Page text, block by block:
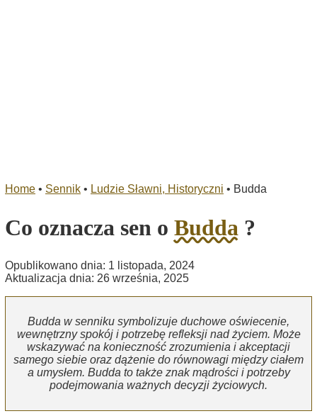
Home • Sennik • Ludzie Sławni, Historyczni • Budda
Co oznacza sen o Budda ?
Opublikowano dnia: 1 listopada, 2024
Aktualizacja dnia: 26 września, 2025
Budda w senniku symbolizuje duchowe oświecenie,
wewnętrzny spokój i potrzebę refleksji nad życiem. Może
wskazywać na konieczność zrozumienia i akceptacji
samego siebie oraz dążenie do równowagi między ciałem
a umysłem. Budda to także znak mądrości i potrzeby
podejmowania ważnych decyzji życiowych.